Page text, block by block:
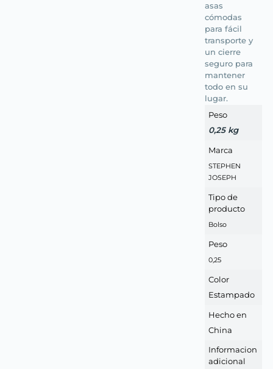
asas
cómodas
para fácil
transporte y
un cierre
seguro para
mantener
todo en su
lugar.
Peso
0,25 kg
Marca
STEPHEN
JOSEPH
Tipo de
producto
Bolso
Peso
0,25
Color
Estampado
Hecho en
China
Informacion
adicional